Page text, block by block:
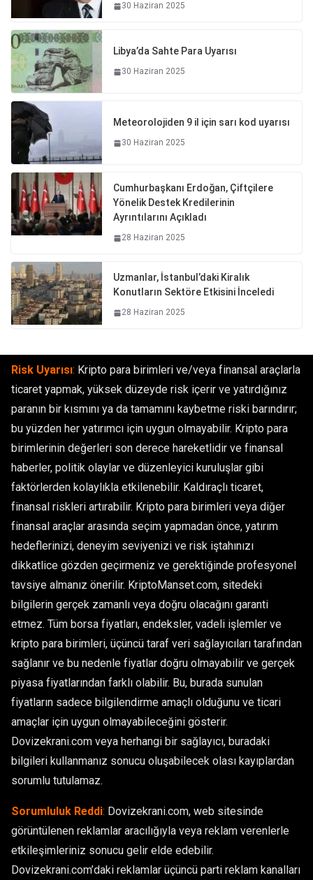
30 Haziran 2025
Libya’da Sahte Para Uyarısı
30 Haziran 2025
Meteorolojiden 9 il için sarı kod uyarısı
30 Haziran 2025
Cumhurbaşkanı Erdoğan, Çiftçilere
Yönelik Destek Kredilerinin
Ayrıntılarını Açıkladı
28 Haziran 2025
Uzmanlar, İstanbul’daki Kiralık
Konutların Sektöre Etkisini İnceledi
28 Haziran 2025
Risk Uyarısı: Kripto para birimleri ve/veya finansal araçlarla
ticaret yapmak, yüksek düzeyde risk içerir ve yatırdığınız
paranın bir kısmını ya da tamamını kaybetme riski barındırır;
bu yüzden her yatırımcı için uygun olmayabilir. Kripto para
birimlerinin değerleri son derece hareketlidir ve finansal
haberler, politik olaylar ve düzenleyici kuruluşlar gibi
faktörlerden kolaylıkla etkilenebilir. Kaldıraçlı ticaret,
finansal riskleri artırabilir. Kripto para birimleri veya diğer
finansal araçlar arasında seçim yapmadan önce, yatırım
hedeflerinizi, deneyim seviyenizi ve risk iştahınızı
dikkatlice gözden geçirmeniz ve gerektiğinde profesyonel
tavsiye almanız önerilir. KriptoManset.com, sitedeki
bilgilerin gerçek zamanlı veya doğru olacağını garanti
etmez. Tüm borsa fiyatları, endeksler, vadeli işlemler ve
kripto para birimleri, üçüncü taraf veri sağlayıcıları tarafından
sağlanır ve bu nedenle fiyatlar doğru olmayabilir ve gerçek
piyasa fiyatlarından farklı olabilir. Bu, burada sunulan
fiyatların sadece bilgilendirme amaçlı olduğunu ve ticari
amaçlar için uygun olmayabileceğini gösterir.
Dovizekrani.com veya herhangi bir sağlayıcı, buradaki
bilgileri kullanmanız sonucu oluşabilecek olası kayıplardan
sorumlu tutulamaz.
Sorumluluk Reddi: Dovizekrani.com, web sitesinde
görüntülenen reklamlar aracılığıyla veya reklam verenlerle
etkileşimleriniz sonucu gelir elde edebilir.
Dovizekrani.com’daki reklamlar üçüncü parti reklam kanalları